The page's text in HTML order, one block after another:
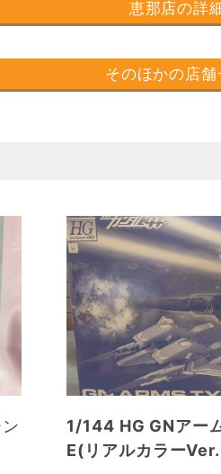
恵那店の詳
そのほかの店舗
1/144 HG GNアー
E(リアルカラー